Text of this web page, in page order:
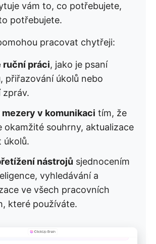
vám to, co potřebujete,
potřebujete.
pracovat chytřeji:
ruční práci, jako je psaní
přiřazování úkolů nebo
v komunikaci tím, že
okamžité souhrny, aktualizace
úkolů.
nástrojů sjednocením
vyhledávání a
ve všech pracovních
které používáte.